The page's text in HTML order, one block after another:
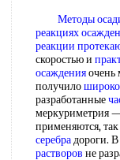
Методы
реакциях
реакции
скоростью и
осажденияочень
получило
разработанные
меркуриметрия
применяются, так
серебрадороги. В
растворов не